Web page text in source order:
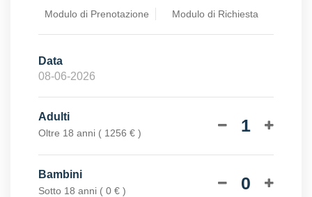
Modulo di Prenotazione Modulo di Richiesta
Data
Adulti
Oltre 18 anni ( 1256 € ) 1
Bambini
Sotto 18 anni ( 0 € ) 0